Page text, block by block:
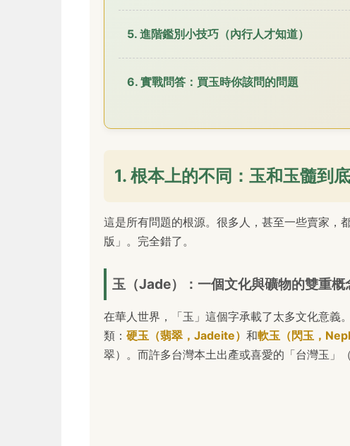
5. 進階鑑別小技巧（內行人才知道）
6. 實戰問答：買玉時你該問的問題
1. 根本上的不同：玉和玉髓到
這是所有問題的根源。很多人，甚至一些賣家，
版」。完全錯了。
玉（Jade）：一個文化與礦物的雙重概
在華人世界，「玉」這個字承載了太多文化意義
類： 硬玉（翡翠，Jadeite） 和軟玉（閃玉，
翠）。而許多台灣本土出產或喜愛的「台灣玉」